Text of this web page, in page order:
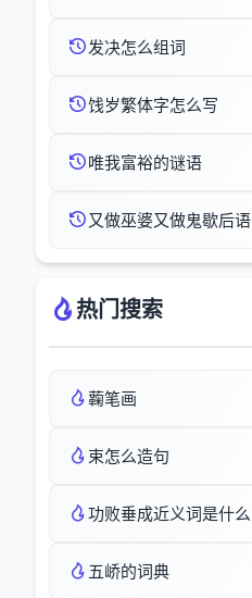
发决怎么组词
饯岁繁体字怎么写
唯我富裕的谜语
又做巫婆又做鬼歇后语
热门搜索
蘜笔画
束怎么造句
功败垂成近义词是什么
五峤的词典